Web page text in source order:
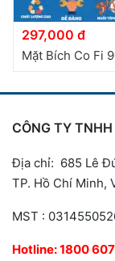
297,000 đ
Mặt Bích Co Fi
CÔNG TY
Địa chỉ: 685 Lê
TP. Hồ Chí Minh,
MST :
Hotline:1800